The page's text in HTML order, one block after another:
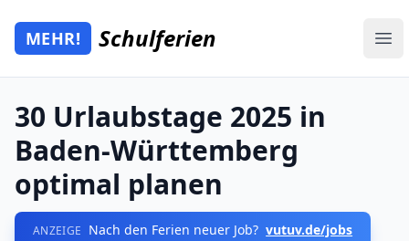
Zum Hauptinhalt springen
Mehr Schulferien
MEHR! Schulferien
30 Urlaubstage 2025 in
Baden-Württemberg
optimal planen
ANZEIGE Nach den Ferien neuer Job? vutuv.de/jobs